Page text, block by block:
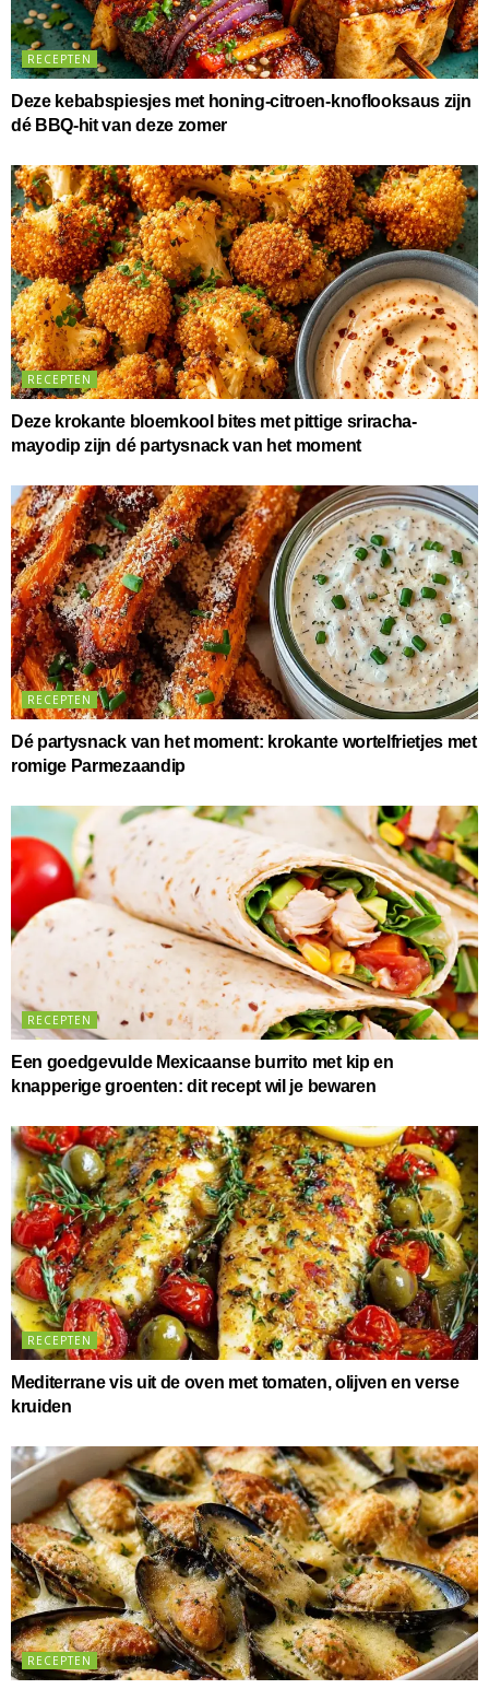
RECEPTEN
Deze kebabspiesjes met honing-citroen-knoflooksaus zijn
dé BBQ-hit van deze zomer
RECEPTEN
Deze krokante bloemkool bites met pittige sriracha-
mayodip zijn dé partysnack van het moment
RECEPTEN
Dé partysnack van het moment: krokante wortelfrietjes met
romige Parmezaandip
RECEPTEN
Een goedgevulde Mexicaanse burrito met kip en
knapperige groenten: dit recept wil je bewaren
RECEPTEN
Mediterrane vis uit de oven met tomaten, olijven en verse
kruiden
RECEPTEN